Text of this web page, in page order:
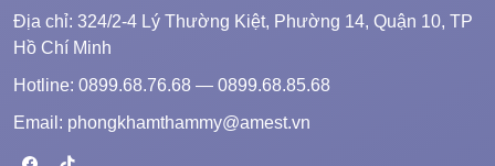
Địa chỉ: 324/2-4 Lý Thường Kiệt, Phường 14, Quận 10, TP
Hồ Chí Minh
Hotline: 0899.68.76.68 — 0899.68.85.68
Email: phongkhamthammy@amest.vn